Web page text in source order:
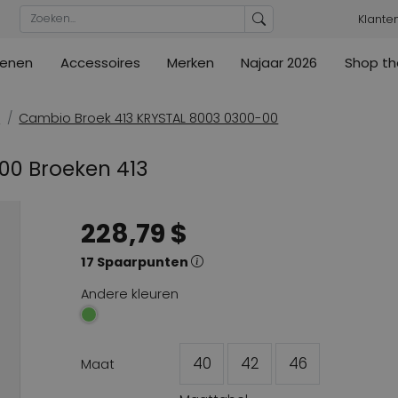
Coats
Accessoires
Merken
Cambio
High
Najaar 2026
Cambio
Shop
High
Cambio Broek 413 KRYSTAL 8003 0300-00
Broeken 413
228,79 $
17 Spaarpunten
Andere kleuren
Maat 40 42 46